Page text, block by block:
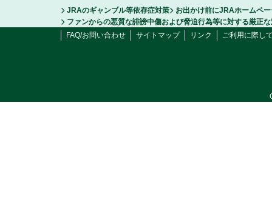
JRAのギャンブル等依存症対策
お出かけ前にJRAホームペ
ファンからの悪質な誹謗中傷および脅迫行為等に対する厳正
FAQ/お問い合わせ
サイトマップ リンク ご利用に際し